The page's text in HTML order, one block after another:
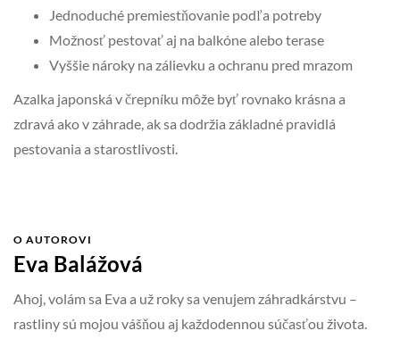
Jednoduché premiestňovanie podľa potreby
Možnosť pestovať aj na balkóne alebo terase
Vyššie nároky na zálievku a ochranu pred mrazom
Azalka japonská v črepníku môže byť rovnako krásna a
zdravá ako v záhrade, ak sa dodržia základné pravidlá
pestovania a starostlivosti.
O AUTOROVI
Eva Balážová
Ahoj, volám sa Eva a už roky sa venujem záhradkárstvu –
rastliny sú mojou vášňou aj každodennou súčasťou života.